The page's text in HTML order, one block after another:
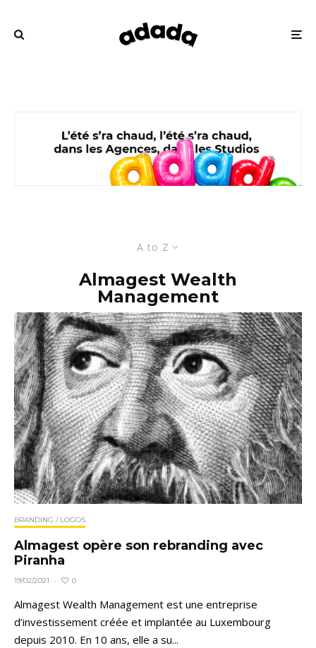
A to Z
Almagest Wealth
Management
BRANDING / LOGOS
Almagest opère son rebranding avec
Piranha
19/02/2021 · 0
Almagest Wealth Management est une entreprise
d’investissement créée et implantée au Luxembourg
depuis 2010. En 10 ans, elle a su...